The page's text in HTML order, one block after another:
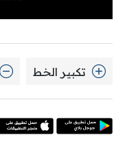
تكبير الخط